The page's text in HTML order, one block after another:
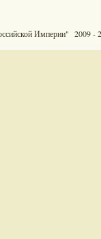
Империи" 2009 -